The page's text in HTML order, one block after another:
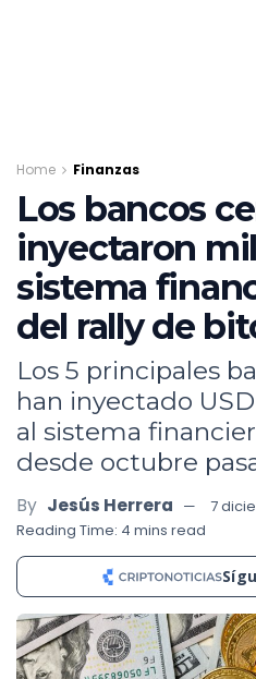
Home Finanzas
Los bancos
inyectaron
sistema
del rally de
Los 5 principales
han inyectado
al sistema
desde octubre
By Jesús Herrera
7
Reading Time: 4 mins read